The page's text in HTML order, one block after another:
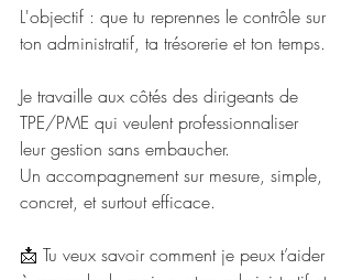
L'objectif : que tu reprennes le contrôle sur
ton administratif, ta trésorerie et ton temps.
Je travaille aux côtés des dirigeants de
TPE/PME qui veulent professionnaliser
leur gestion sans embaucher.
Un accompagnement sur mesure, simple,
concret, et surtout efficace.
📩 Tu veux savoir comment je peux t’aider